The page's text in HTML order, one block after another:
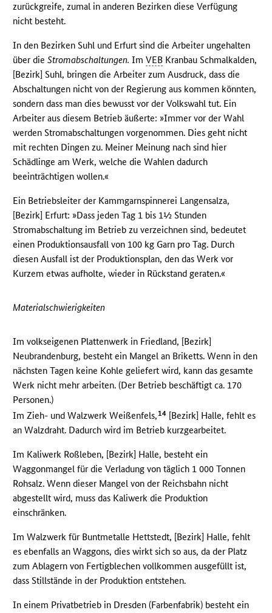
zurückgreife, zumal in anderen Bezirken diese Verfügung
nicht besteht.
In den Bezirken Suhl und Erfurt sind die Arbeiter ungehalten
über dieStromabschaltungen. ImVEB Kranbau Schmalkalden,
[Bezirk] Suhl, bringen die Arbeiter zum Ausdruck, dass die
Abschaltungen nicht von der Regierung aus kommen könnten,
sondern dass man dies bewusst vor der Volkswahl tut. Ein
Arbeiter aus diesem Betrieb äußerte: »Immer vor der Wahl
werden Stromabschaltungen vorgenommen. Dies geht nicht
mit rechten Dingen zu. Meiner Meinung nach sind hier
Schädlinge am Werk, welche die Wahlen dadurch
beeinträchtigen wollen.«
Ein Betriebsleiter der Kammgarnspinnerei Langensalza,
[Bezirk] Erfurt: »Dass jeden Tag 1 bis 1½ Stunden
Stromabschaltung im Betrieb zu verzeichnen sind, bedeutet
einen Produktionsausfall von 100 kg Garn pro Tag. Durch
diesen Ausfall ist der Produktionsplan, den das Werk vor
Kurzem etwas aufholte, wieder in Rückstand geraten.«
Materialschwierigkeiten
Im volkseigenen Plattenwerk in Friedland, [Bezirk]
Neubrandenburg, besteht ein Mangel an Briketts. Wenn in den
nächsten Tagen keine Kohle geliefert wird, kann das gesamte
Werk nicht mehr arbeiten. (Der Betrieb beschäftigt ca. 170
Personen.)
Im Zieh- und Walzwerk Weißenfels,14 [Bezirk] Halle, fehlt es
an Walzdraht. Dadurch wird im Betrieb kurzgearbeitet.
Im Kaliwerk Roßleben, [Bezirk] Halle, besteht ein
Waggonmangel für die Verladung von täglich 1 000 Tonnen
Rohsalz. Wenn dieser Mangel von der Reichsbahn nicht
abgestellt wird, muss das Kaliwerk die Produktion
einschränken.
Im Walzwerk für Buntmetalle Hettstedt, [Bezirk] Halle, fehlt
es ebenfalls an Waggons, dies wirkt sich so aus, da der Platz
zum Ablagern von Fertigblechen vollkommen ausgefüllt ist,
dass Stillstände in der Produktion entstehen.
In einem Privatbetrieb in Dresden (Farbenfabrik) besteht ein